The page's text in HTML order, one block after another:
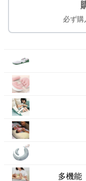
必ず購
多機能